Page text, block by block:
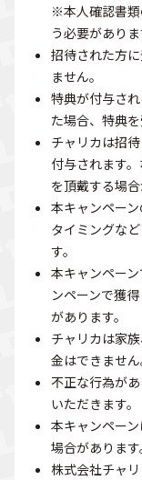
※本人確認書
う必要がありま
招待された方
ません。
特典が付与さ
た場合、特典
チャリカは招
付与されます
を頂戴する場合
本キャンペー
タイミングな
す。
本キャンペー
ンペーンで獲
があります。
チャリカは家
金はできません
不正な行為が
いただきます。
本キャンペー
場合があります
株式会社チャ